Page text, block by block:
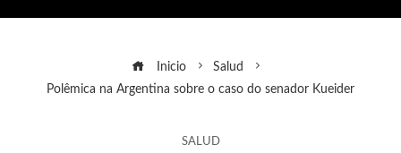
Inicio
Salud
Polêmica na Argentina sobre o caso do senador Kueider
SALUD